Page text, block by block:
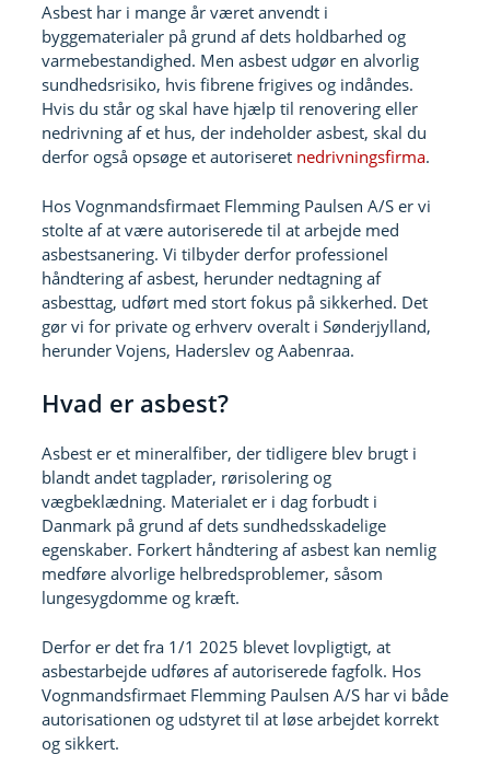
Asbest har i mange år været anvendt i
byggematerialer på grund af dets holdbarhed og
varmebestandighed. Men asbest udgør en alvorlig
sundhedsrisiko, hvis fibrene frigives og indåndes.
Hvis du står og skal have hjælp til renovering eller
nedrivning af et hus, der indeholder asbest, skal du
derfor også opsøge et autoriseret nedrivningsfirma.
Hos Vognmandsfirmaet Flemming Paulsen A/S er vi
stolte af at være autoriserede til at arbejde med
asbestsanering. Vi tilbyder derfor professionel
håndtering af asbest, herunder nedtagning af
asbesttag, udført med stort fokus på sikkerhed. Det
gør vi for private og erhverv overalt i Sønderjylland,
herunder Vojens, Haderslev og Aabenraa.
Hvad er asbest?
Asbest er et mineralfiber, der tidligere blev brugt i
blandt andet tagplader, rørisolering og
vægbeklædning. Materialet er i dag forbudt i
Danmark på grund af dets sundhedsskadelige
egenskaber. Forkert håndtering af asbest kan nemlig
medføre alvorlige helbredsproblemer, såsom
lungesygdomme og kræft.
Derfor er det fra 1/1 2025 blevet lovpligtigt, at
asbestarbejde udføres af autoriserede fagfolk. Hos
Vognmandsfirmaet Flemming Paulsen A/S har vi både
autorisationen og udstyret til at løse arbejdet korrekt
og sikkert.